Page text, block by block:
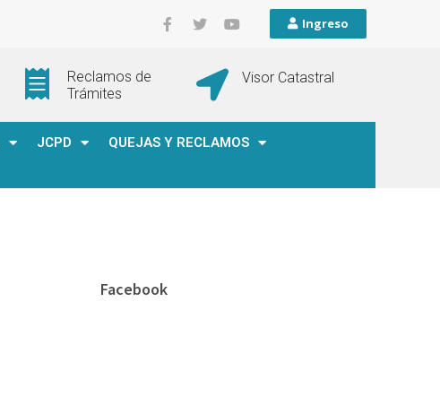
Ingreso
Reclamos de
Trámites
Visor Catastral
JCPD
QUEJAS Y RECLAMOS
Facebook